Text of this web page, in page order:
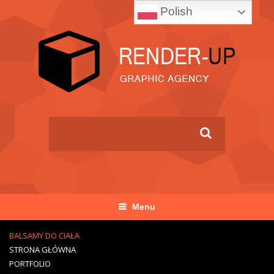
Menu
BALSAMY DO CIAŁA
STRONA GŁÓWNA
PORTFOLIO
Polish